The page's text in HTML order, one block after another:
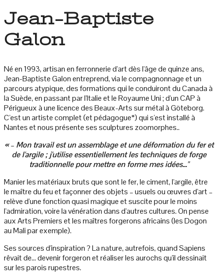
Jean-Baptiste
Galon
Né en 1993, artisan en ferronnerie d'art dès l'âge de quinze ans,
Jean-Baptiste Galon entreprend, via le compagnonnage et un
parcours atypique, des formations qui le conduiront du Canada à
la Suède, en passant par l'Italie et le Royaume Uni ; d'un CAP à
Périgueux à une licence des Beaux-Arts sur métal à Göteborg.
C'est un artiste complet (et pédagogue*) qui s'est installé à
Nantes et nous présente ses sculptures zoomorphes..
« – Mon travail est un assemblage et une déformation du fer et
de l'argile ; j'utilise essentiellement les techniques de forge
traditionnelle pour mettre en forme mes idées..."
Manier les matériaux bruts que sont le fer, le ciment, l'argile, être
le maître du feu et façonner des objets – usuels ou œuvres d'art –
relève d'une fonction quasi magique et suscite pour le moins
l'admiration, voire la vénération dans d'autres cultures. On pense
aux Arts Premiers et les maîtres forgerons africains (les Dogon
au Mali par exemple).
Ses sources d'inspiration ? La nature, autrefois, quand Sapiens
rêvait de... devenir forgeron et réaliser les aurochs qu'il dessinait
sur les parois rupestres.